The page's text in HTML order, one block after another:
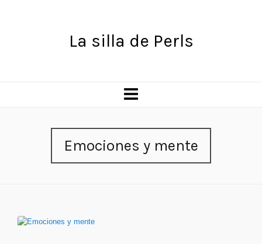
La silla de Perls
Emociones y mente